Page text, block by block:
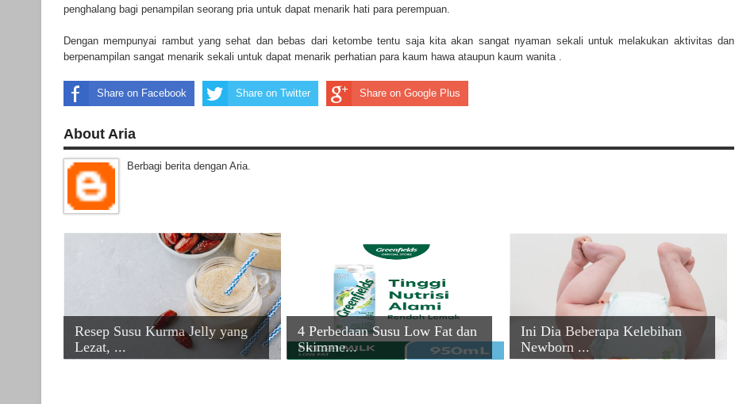
penghalang bagi penampilan seorang pria untuk dapat menarik hati para perempuan.
Dengan mempunyai rambut yang sehat dan bebas dari ketombe tentu saja kita akan sangat nyaman sekali untuk melakukan aktivitas dan
berpenampilan sangat menarik sekali untuk dapat menarik perhatian para kaum hawa ataupun kaum wanita .
Share on Facebook Share on Twitter Share on Google Plus
About Aria
Berbagi berita dengan Aria.
Resep Susu Kurma Jelly yang
Lezat, ...
4 Perbedaan Susu Low Fat dan
Skimme...
Ini Dia Beberapa Kelebihan
Newborn ...